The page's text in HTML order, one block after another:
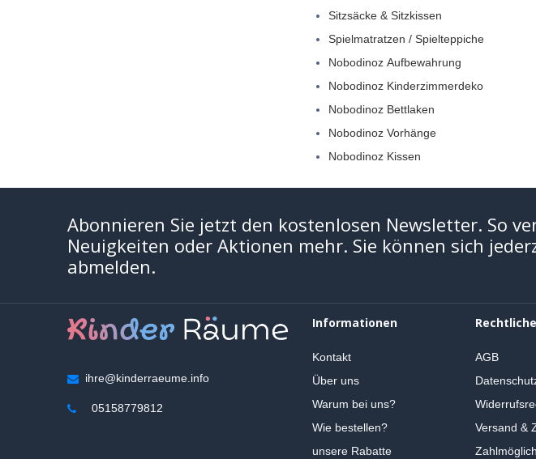
Sitzsäcke & Sitzkissen
Spielmatratzen / Spielteppiche
Nobodinoz Aufbewahrung
Nobodinoz Kinderzimmerdeko
Nobodinoz Bettlaken
Nobodinoz Vorhänge
Nobodinoz Kissen
Abonnieren Sie jetzt den kostenlosen Newsletter. So
Neuigkeiten oder Aktionen mehr. Sie können sich
abmelden.
ihre@kinderraeume.info
05158779812
Informationen
Kontakt
Über uns
Warum bei uns?
Wie bestellen?
unsere Rabatte
AGB
Versand &